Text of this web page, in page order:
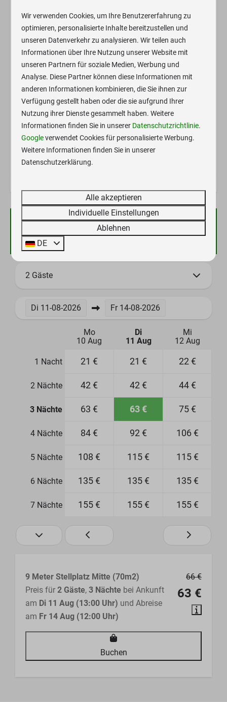
Wasser Ver- und Entsorgung (für Übernachtungsgäste)
kostenlos
Private Bäder können nach Verfügbarkeit und gegen
Aufpreis mitgebucht werden.
Eine generelle WC/Bad Benutzung ist im Standard nicht
inklusive, da ja eigentlich jeder alles selber dabei hat.
Das Zugfahrzeug darf bei einer 9m Bucht NICHT mit in
die Bucht zum WoWa ! Entweder 18m buchen, oder
Zugfahrzeug für 10€/24h in eine PKW Bucht auf dem
Platz stellen oder das Zugfahrzeug außerhalb des
Platzes abstellen.
Verfügbarkeit und Preis
2 Gäste
Di 11-08-2026 Fr 14-08-2026
Mo
10 Aug
Di
11 Aug
Mi
12 Aug
1 Nacht 21 € 21 € 22 €
2 Nächte 42 € 42 € 44 €
3 Nächte 63 € 63 € 75 €
4 Nächte 84 € 92 € 106 €
5 Nächte 108 € 115 € 115 €
6 Nächte 135 € 135 € 135 €
7 Nächte 155 € 155 € 155 €
66 €
63 €
9 Meter Stellplatz Mitte (70m2)
Preis für 2 Gäste, 3 Nächte bei Ankunft
am Di 11 Aug (13:00 Uhr) und Abreise
am Fr 14 Aug (12:00 Uhr)
Buchen
Wir verwenden Cookies, um Ihre Benutzererfahrung zu
optimieren, personalisierte Inhalte bereitzustellen und
unseren Datenverkehr zu analysieren. Wir teilen auch
Informationen über Ihre Nutzung unserer Website mit
unseren Partnern für soziale Medien, Werbung und
Analyse. Diese Partner können diese Informationen mit
anderen Informationen kombinieren, die Sie ihnen zur
Verfügung gestellt haben oder die sie aufgrund Ihrer
Nutzung ihrer Dienste gesammelt haben. Weitere
Informationen finden Sie in unserer Datenschutzrichtlinie.
Googleverwendet Cookies für personalisierte Werbung.
Weitere Informationen finden Sie in unserer
Datenschutzerklärung.
Alle akzeptieren
Individuelle Einstellungen
Ablehnen
DE